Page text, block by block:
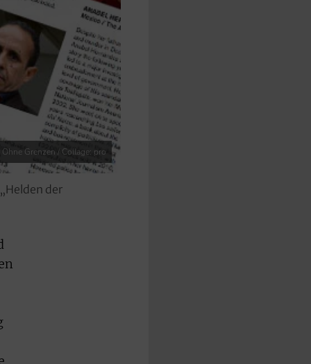
Grenzen / Collage: pro
der